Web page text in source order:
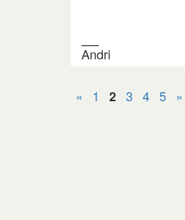
Andri
« 1 2 3 4 5 »